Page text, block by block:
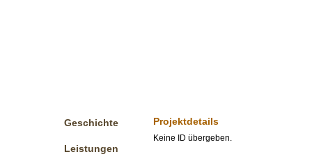
Geschichte
Leistungen
Projektdetails
Keine ID übergeben.